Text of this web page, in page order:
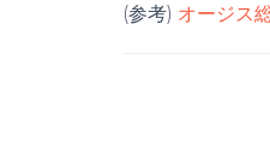
(参考) オージス